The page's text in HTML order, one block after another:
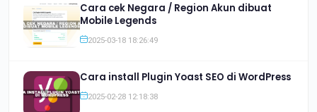
Cara cek Negara / Region Akun dibuat
Mobile Legends
2025-03-18 18:26:49
Cara install Plugin Yoast SEO di WordPress
2025-02-28 12:18:38